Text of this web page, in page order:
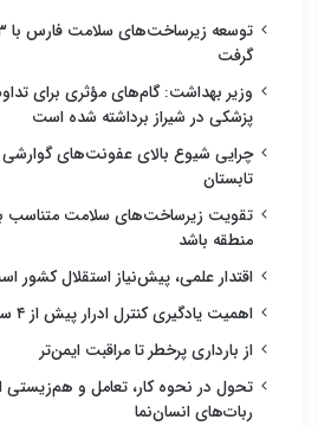
گرفت
وزیر بهداشت: گام‌های مؤثری برای
پزشکی در شیراز برداشته شده است
چرایی شیوع بالای عفونت‌های
تابستان
تقویت زیرساخت‌های سلامت متناسب
منطقه باشد
اقتدار علمی، پیش‌نیاز استقلال کشور
اهمیت یادگیری کنترل ادرار پیش از ۴ سالگی
از بارداری پرخطر تا مراقبت ایمن‌تر
تحول در نحوه کار، تعامل و هم‌زیستی
ربات‌های انسان‌نما